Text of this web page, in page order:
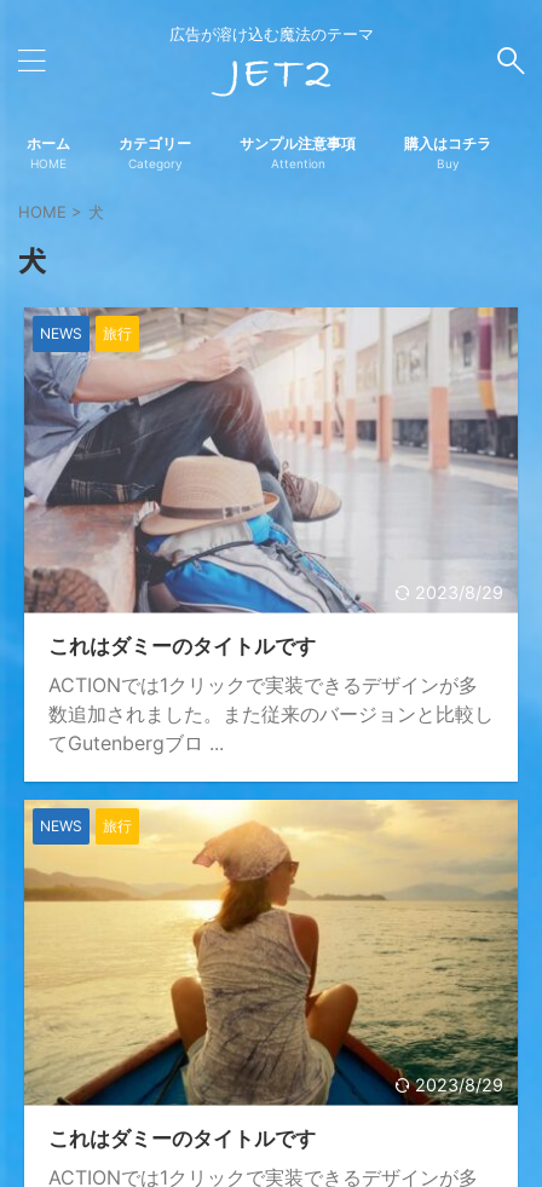
広告が溶け込む魔法のテーマ
ホーム
HOME
カテゴリー
Category
サンプル注意事項
Attention
購入はコチラ
Buy
HOME > 犬
犬
2023/8/29
NEWS 旅行
これはダミーのタイトルです
ACTIONでは1クリックで実装できるデザインが多
数追加されました。また従来のバージョンと比較し
てGutenbergブロ ...
2023/8/29
NEWS 旅行
これはダミーのタイトルです
ACTIONでは1クリックで実装できるデザインが多